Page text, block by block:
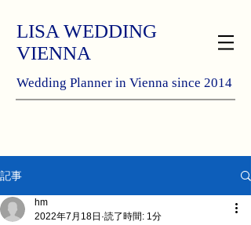
LISA WEDDING
VIENNA
Wedding Planner in Vienna since 2014
記事
hm
2022年7月18日 読了時間: 1分